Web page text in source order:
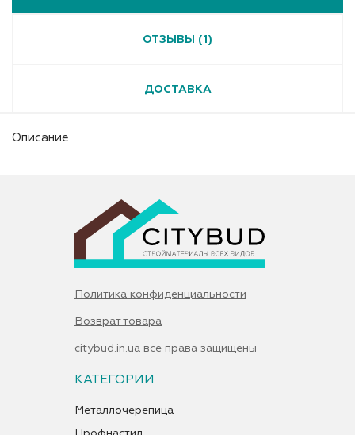
ОТЗЫВЫ (1)
ДОСТАВКА
Описание
Политика конфиденциальности
Возврат товара
citybud.in.ua все права защищены
КАТЕГОРИИ
Металлочерепица